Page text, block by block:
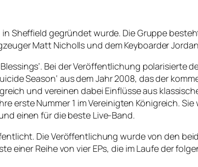
Sheffield gegründet wurde. Die Gruppe
Matt Nicholls und dem Keyboarder
Bei der Veröffentlichung polarisierte
Season‘ aus dem Jahr 2008, das der
und vereinen dabei Einflüsse aus
erste Nummer 1 im Vereinigten Königreich.
einen für die beste Live-Band.
Die Veröffentlichung wurde von den
einer Reihe von vier EPs, die im Laufe der